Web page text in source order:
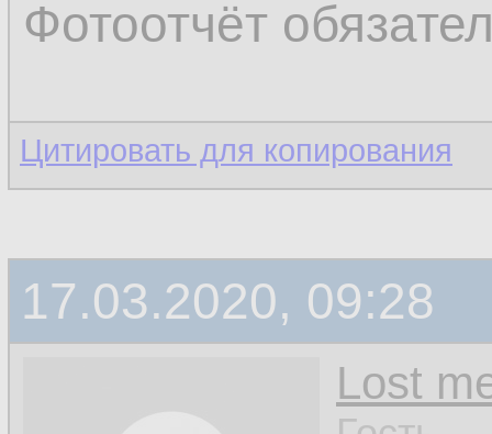
Фотоотчёт
Цитировать для копирования
17.03.2020, 09:28
Lost